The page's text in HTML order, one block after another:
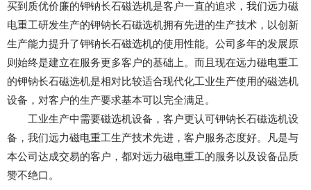
买到质优价廉的钾钠长石磁选机是客户一直的追求，我们远力磁
电重工研发生产的钾钠长石磁选机拥有先进的生产技术，以创新
生产能力提升了钾钠长石磁选机的使用性能。公司多年的发展原
则始终是建立在服务更多客户的基础上。而且现在远力磁电重工
的钾钠长石磁选机是相对比较适合现代化工业生产使用的磁选机
设备，对客户的生产要求基本可以完全满足。
工业生产中需要磁选机设备，客户更认可钾钠长石磁选机设
备，我们远力磁电重工生产技术先进，客户服务态度好。凡是与
本公司达成交易的客户，都对远力磁电重工的服务以及设备品质
赞不绝口。